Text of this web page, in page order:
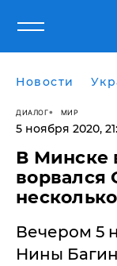
Новости
ДИАЛОГ МИР
5 ноября 2020,
В Минске
Вечером 5
Нины